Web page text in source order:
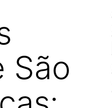
São